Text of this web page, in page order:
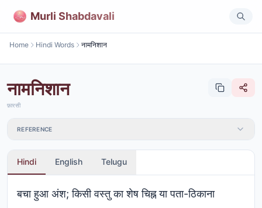
Murli Shabdavali
Home Hindi Words नामनिशान
नामनिशान
फ़ारसी
REFERENCE
Hindi English Telugu
बचा हुआ अंश; किसी वस्तु का शेष चिह्न या पता-ठिकाना